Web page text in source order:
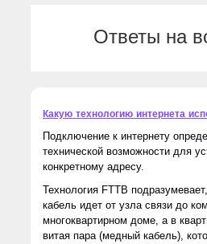
Ответы на
Какую технологию интернета
Подключение к интернету
технической возможности для
конкретному адресу.
Технология FTTB
кабель идет от узла связи до
многоквартирном доме, а в
витая пара (медный кабель),